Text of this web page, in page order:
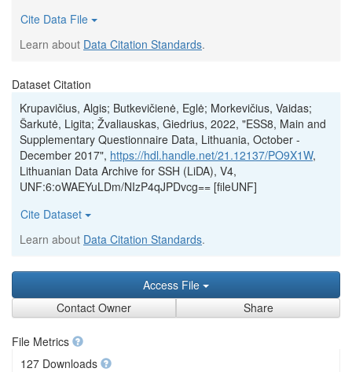
Cite Data File
Learn about Data Citation Standards.
Dataset Citation
Krupavičius, Algis; Butkevičienė, Eglė; Morkevičius, Vaidas;
Šarkutė, Ligita; Žvaliauskas, Giedrius, 2022, "ESS8, Main and
Supplementary Questionnaire Data, Lithuania, October -
December 2017", https://hdl.handle.net/21.12137/PO9X1W,
Lithuanian Data Archive for SSH (LiDA), V4,
UNF:6:oWAEYuLDm/NIzP4qJPDvcg== [fileUNF]
Cite Dataset
Learn about Data Citation Standards.
Access File
Contact Owner
Share
File Metrics
127 Downloads